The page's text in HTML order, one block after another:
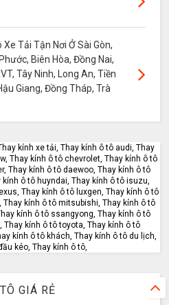
Tải Tận Nơi Ở Sài Gòn,
Biên Hòa, Đồng Nai,
Tây Ninh, Long An, Tiền
Giang, Đồng Tháp, Trà
kính xe tải, Thay kính ô tô audi, Thay
Thay kính ô tô chevrolet, Thay kính ô tô
Thay kính ô tô daewoo, Thay kính ô tô
ô tô huyndai, Thay kính ô tô isuzu,
Thay kính ô tô luxgen, Thay kính ô tô
kính ô tô mitsubishi, Thay kính ô tô
kính ô tô ssangyong, Thay kính ô tô
Thay kính ô tô toyota, Thay kính ô tô
kính ô tô khách, Thay kính ô tô du lịch,
kéo, Thay kính ô tô,
GIÁ RẺ